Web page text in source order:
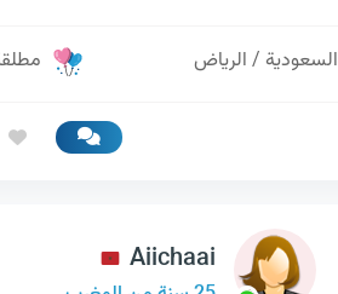
السعودية / الرياض
Aiichaai